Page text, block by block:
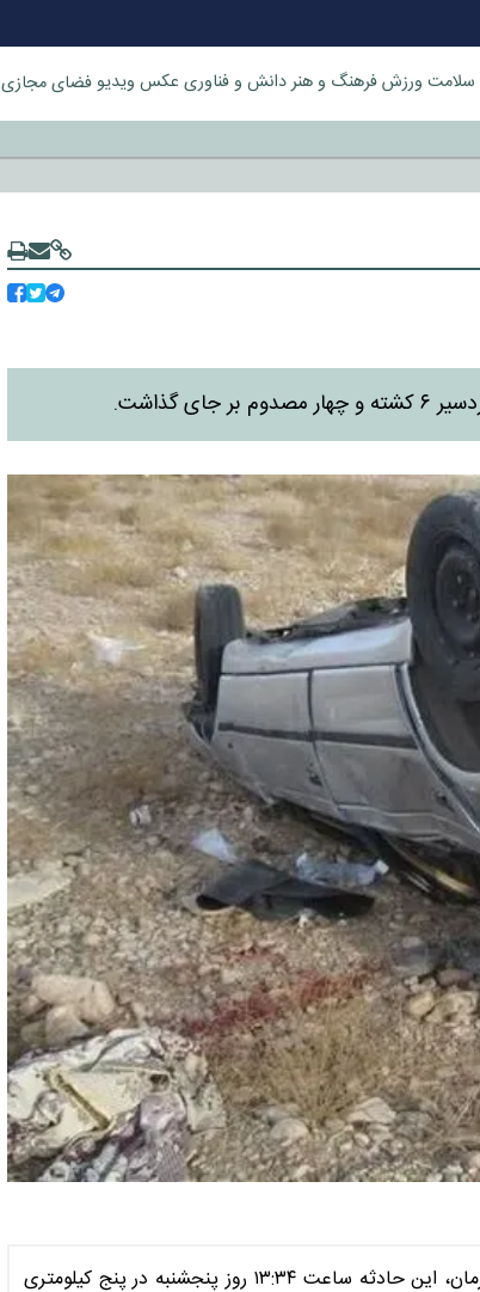
سلامت ورزشفرهنگ و هنردانش و فناوری عکس ویدیوفضای مجازی
از مرکز هدایت عملیات بحران دانشگاه علوم پزشکی کرمان، این حادثه ساعت ۱۳:۳۴ روز پنجشنبه در پنج کیلومتری